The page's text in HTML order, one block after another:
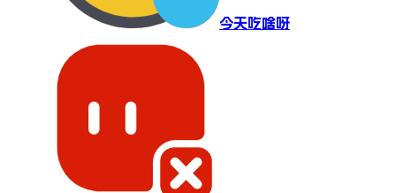
今天吃啥呀